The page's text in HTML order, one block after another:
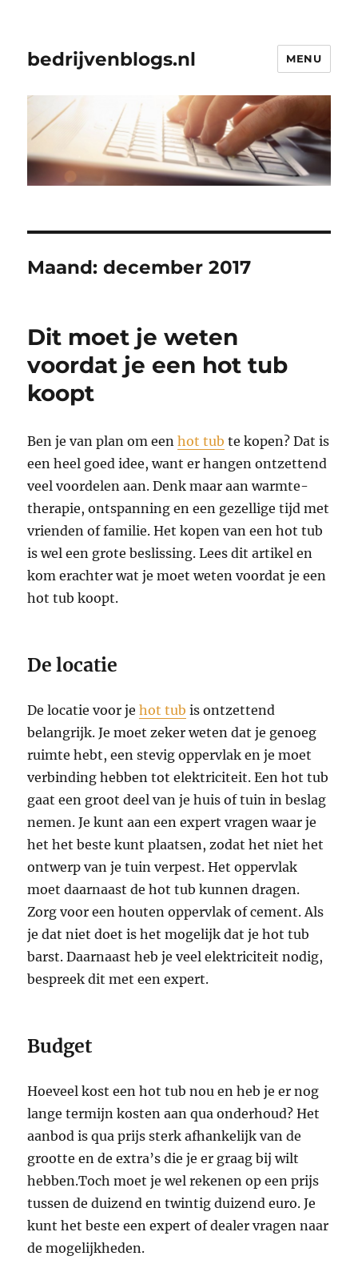
bedrijvenblogs.nl MENU
Maand:december 2017
Dit moet je weten
voordat je een hot tub
koopt
Ben je van plan om eenhot tub te kopen? Dat is
een heel goed idee, want er hangen ontzettend
veel voordelen aan. Denk maar aan warmte-
therapie, ontspanning en een gezellige tijd met
vrienden of familie. Het kopen van een hot tub
is wel een grote beslissing. Lees dit artikel en
kom erachter wat je moet weten voordat je een
hot tub koopt.
De locatie
De locatie voor jehot tub is ontzettend
belangrijk. Je moet zeker weten dat je genoeg
ruimte hebt, een stevig oppervlak en je moet
verbinding hebben tot elektriciteit. Een hot tub
gaat een groot deel van je huis of tuin in beslag
nemen. Je kunt aan een expert vragen waar je
het het beste kunt plaatsen, zodat het niet het
ontwerp van je tuin verpest. Het oppervlak
moet daarnaast de hot tub kunnen dragen.
Zorg voor een houten oppervlak of cement. Als
je dat niet doet is het mogelijk dat je hot tub
barst. Daarnaast heb je veel elektriciteit nodig,
bespreek dit met een expert.
Budget
Hoeveel kost een hot tub nou en heb je er nog
lange termijn kosten aan qua onderhoud? Het
aanbod is qua prijs sterk afhankelijk van de
grootte en de extra’s die je er graag bij wilt
hebben.Toch moet je wel rekenen op een prijs
tussen de duizend en twintig duizend euro. Je
kunt het beste een expert of dealer vragen naar
de mogelijkheden.